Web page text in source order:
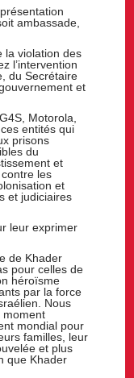
ambassade,
la violation des
l’intervention
du Secrétaire
et
Motorola,
entités qui
prisons
du
et
les
et
et judiciaires
leur exprimer
de Khader
pour celles de
héroïsme
par la force
Nous
moment
mondial pour
familles, leur
et plus
que Khader